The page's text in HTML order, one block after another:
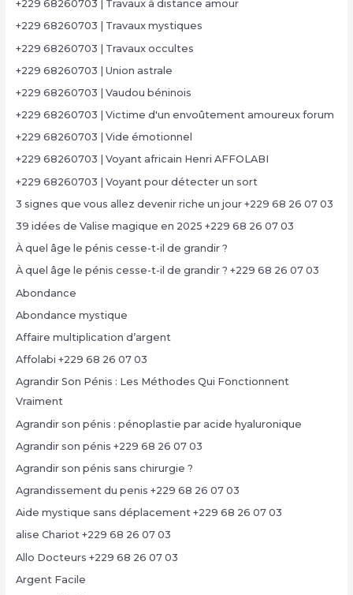
+229 68260703 | Travaux à distance amour
+229 68260703 | Travaux mystiques
+229 68260703 | Travaux occultes
+229 68260703 | Union astrale
+229 68260703 | Vaudou béninois
+229 68260703 | Victime d'un envoûtement amoureux forum
+229 68260703 | Vide émotionnel
+229 68260703 | Voyant africain Henri AFFOLABI
+229 68260703 | Voyant pour détecter un sort
3 signes que vous allez devenir riche un jour +229 68 26 07 03
39 idées de Valise magique en 2025 +229 68 26 07 03
À quel âge le pénis cesse-t-il de grandir ?
À quel âge le pénis cesse-t-il de grandir ? +229 68 26 07 03
Abondance
Abondance mystique
Affaire multiplication d’argent
Affolabi +229 68 26 07 03
Agrandir Son Pénis : Les Méthodes Qui Fonctionnent
Vraiment
Agrandir son pénis : pénoplastie par acide hyaluronique
Agrandir son pénis +229 68 26 07 03
Agrandir son pénis sans chirurgie ?
Agrandissement du penis +229 68 26 07 03
Aide mystique sans déplacement +229 68 26 07 03
alise Chariot +229 68 26 07 03
Allo Docteurs +229 68 26 07 03
Argent Facile